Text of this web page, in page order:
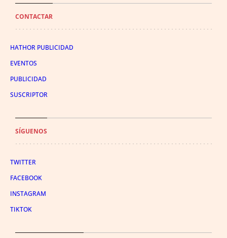
CONTACTAR
HATHOR PUBLICIDAD
EVENTOS
PUBLICIDAD
SUSCRIPTOR
SÍGUENOS
TWITTER
FACEBOOK
INSTAGRAM
TIKTOK